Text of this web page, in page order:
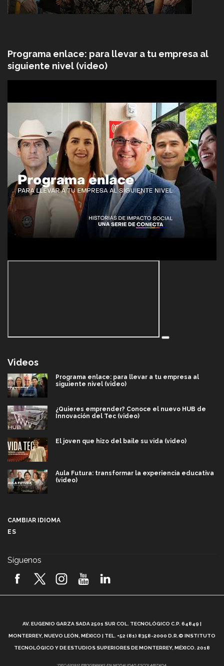
Programa enlace: para llevar a tu empresa al
siguiente nivel (video)
Videos
Programa enlace: para llevar a tu empresa al
siguiente nivel (video)
¿Quieres emprender? Conoce el nuevo HUB de
Innovación del Tec (video)
El joven que hizo del baile su vida (video)
Aula Futura: transformar la experiencia educativa
(video)
2026! (video)
¿Cómo es el Modelo Educativo Tec? (video)
CAMBIAR IDIOMA
ES
Síguenos
AV. EUGENIO GARZA SADA 2501 SUR COL. TECNOLÓGICO C.P. 64849 |
MONTERREY, NUEVO LEÓN, MÉXICO | TEL. +52 (81) 8358-2000 D.R.© INSTITUTO
TECNOLÓGICO Y DE ESTUDIOS SUPERIORES DE MONTERREY, MÉXICO. 2018
*DEC-520912 PROGRAMAS EN MODALIDAD ESCOLARIZADA.